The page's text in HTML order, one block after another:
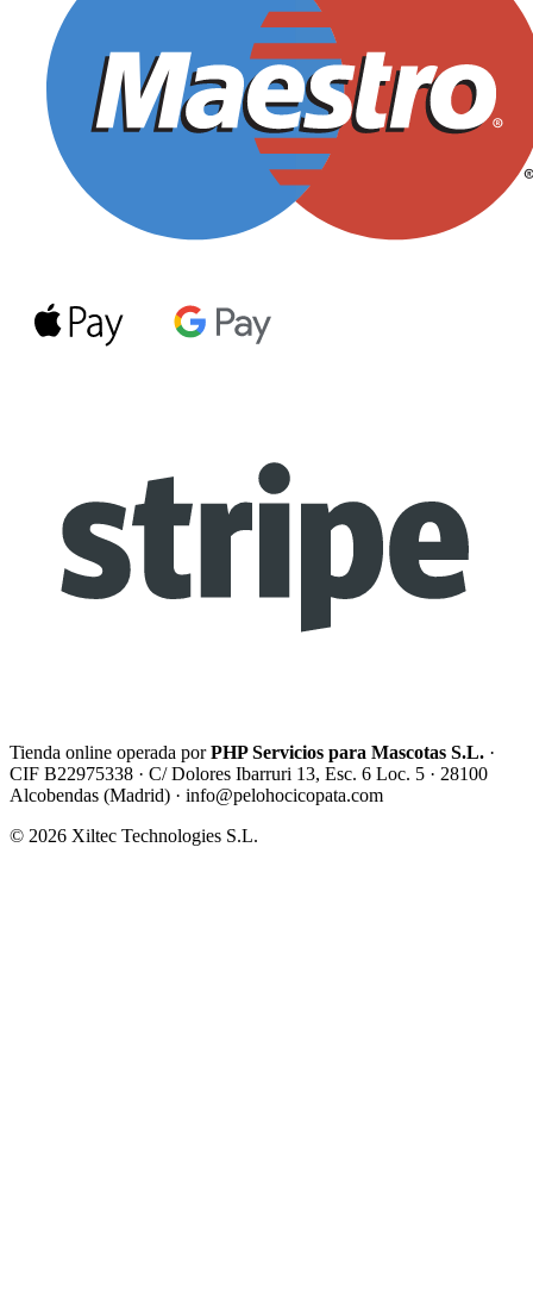
Tienda online operada porPHP Servicios para Mascotas S.L. ·
CIF B22975338 · C/ Dolores Ibarruri 13, Esc. 6 Loc. 5 · 28100
Alcobendas (Madrid) · info@pelohocicopata.com
© 2026 Xiltec Technologies S.L.